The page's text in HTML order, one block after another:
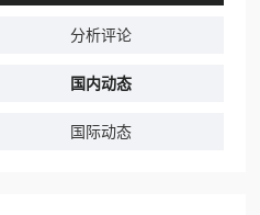
分析评论
国内动态
国际动态